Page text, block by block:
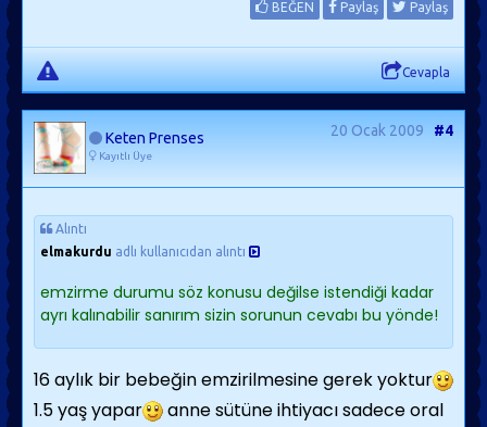
BEĞEN Paylaş Paylaş
Cevapla
Keten Prenses
Kayıtlı Üye
20 Ocak 2009 #4
Alıntı
elmakurdu adlı kullanıcıdan alıntı
emzirme durumu söz konusu değilse istendiği kadar
ayrı kalınabilir sanırım sizin sorunun cevabı bu yönde!
16 aylık bir bebeğin emzirilmesine gerek yoktur
1.5 yaş yapar
anne sütüne ihtiyacı sadece oral